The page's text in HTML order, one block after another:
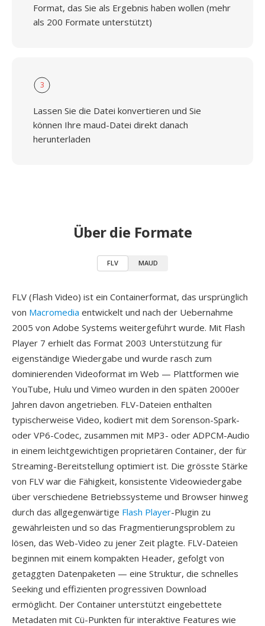
Format, das Sie als Ergebnis haben wollen (mehr
als 200 Formate unterstützt)
3
Lassen Sie die Datei konvertieren und Sie
können Ihre maud-Datei direkt danach
herunterladen
Über die Formate
FLV MAUD
FLV (Flash Video) ist ein Containerformat, das ursprünglich
von Macromedia entwickelt und nach der Uebernahme
2005 von Adobe Systems weitergeführt wurde. Mit Flash
Player 7 erhielt das Format 2003 Unterstützung für
eigenständige Wiedergabe und wurde rasch zum
dominierenden Videoformat im Web — Plattformen wie
YouTube, Hulu und Vimeo wurden in den späten 2000er
Jahren davon angetrieben. FLV-Dateien enthalten
typischerweise Video, kodiert mit dem Sorenson-Spark-
oder VP6-Codec, zusammen mit MP3- oder ADPCM-Audio
in einem leichtgewichtigen proprietären Container, der für
Streaming-Bereitstellung optimiert ist. Die grösste Stärke
von FLV war die Fähigkeit, konsistente Videowiedergabe
über verschiedene Betriebssysteme und Browser hinweg
durch das allgegenwärtige Flash Player-Plugin zu
gewährleisten und so das Fragmentierungsproblem zu
lösen, das Web-Video zu jener Zeit plagte. FLV-Dateien
beginnen mit einem kompakten Header, gefolgt von
getaggten Datenpaketen — eine Struktur, die schnelles
Seeking und effizienten progressiven Download
ermöglicht. Der Container unterstützt eingebettete
Metadaten mit Cü-Punkten für interaktive Features wie